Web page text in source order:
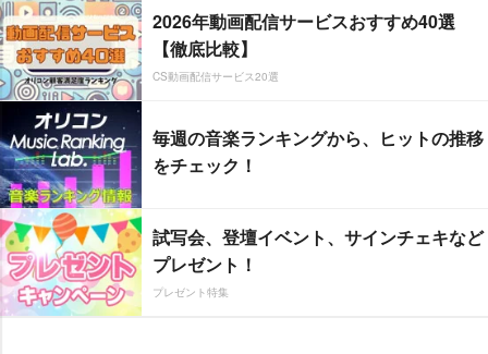
2026年動画配信サービスおすすめ40選
【徹底比較】
CS動画配信サービス20選
毎週の音楽ランキングから、ヒットの推移
をチェック！
試写会、登壇イベント、サインチェキなど
プレゼント！
プレゼント特集